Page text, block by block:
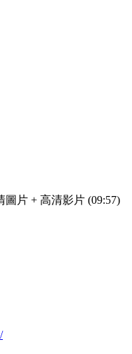
片 + 高清影片 (09:57)